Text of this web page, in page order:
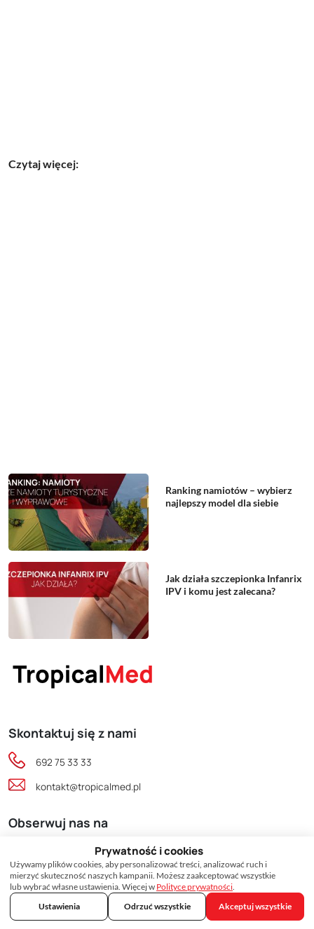
Czytaj więcej:
Ranking namiotów – wybierz
najlepszy model dla siebie
Jak działa szczepionka Infanrix
IPV i komu jest zalecana?
Skontaktuj się z nami
692 75 33 33
kontakt@tropicalmed.pl
Obserwuj nas na
GRUPA TROPICALMED SP. Z O.O.
30-006 Kraków, ul. Wrocławska 53D
NIP 6772470625, REGON 520391191,
KRS 0000931492
Prywatność i cookies
Używamy plików cookies, aby personalizować treści, analizować ruch i
mierzyć skuteczność naszych kampanii. Możesz zaakceptować wszystkie
lub wybrać własne ustawienia. Więcej w Polityce prywatności.
Ustawienia
Odrzuć wszystkie Akceptuj wszystkie